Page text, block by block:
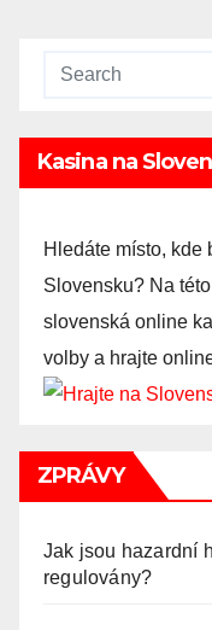
Kasina na
Hledáte místo, kde
Slovensku? Na
slovenská online
volby a hrajte
ZPRÁVY
Jak jsou hazardní
regulovány?